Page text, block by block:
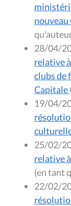
28/04/
relative
clubs de
Capitale
19/04/
25/02/
relative
22/02/